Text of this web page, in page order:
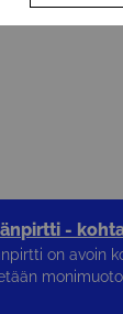
-
on avoin